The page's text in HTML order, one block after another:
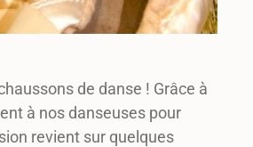
de danse ! Grâce à
à nos danseuses pour
revient sur quelques